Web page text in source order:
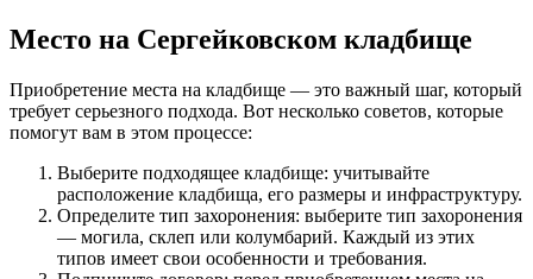
Место на Сергейковском кладбище
Приобретение места на кладбище — это важный шаг, который
требует серьезного подхода. Вот несколько советов, которые
помогут вам в этом процессе:
Выберите подходящее кладбище: учитывайте
расположение кладбища, его размеры и инфраструктуру.
Определите тип захоронения: выберите тип захоронения
— могила, склеп или колумбарий. Каждый из этих
типов имеет свои особенности и требования.